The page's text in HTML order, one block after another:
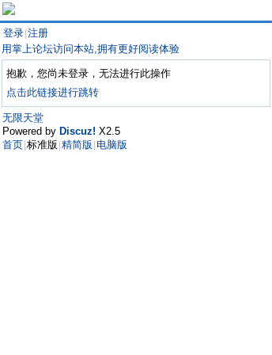
登录 注册
用掌上论坛访问本站,拥有更好阅读体验
抱歉，您尚未登录，无法进行此操作
点击此链接进行跳转
无限天堂
Powered by Discuz! X2.5
首页 标准版 精简版 电脑版